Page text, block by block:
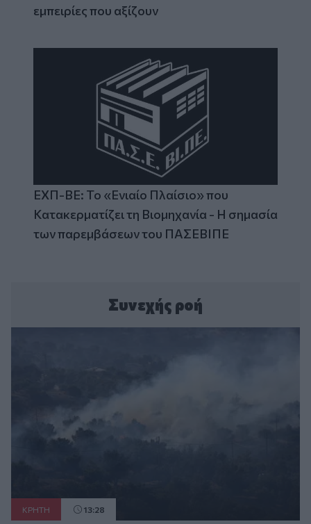
εμπειρίες που αξίζουν
ΕΧΠ-ΒΕ: Το «Ενιαίο Πλαίσιο» που
Κατακερματίζει τη Βιομηχανία - Η σημασία
των παρεμβάσεων του ΠΑΣΕΒΙΠΕ
Συνεχής ροή
ΚΡΗΤΗ 13:28